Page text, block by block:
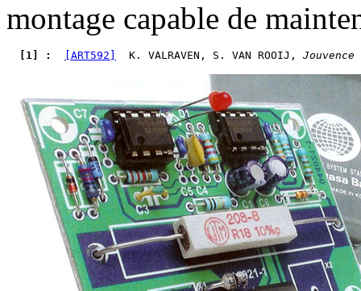
montage capable de
  [1] :
[ART592]
  K. VALRAVEN, S. VAN ROOIJ,